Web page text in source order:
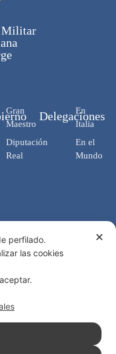
Militar
Gran
Maestro
Diputación
Real
Delegaciones
En
Italia
En el
Mundo
(IT)
✕
perfilado.
las cookies